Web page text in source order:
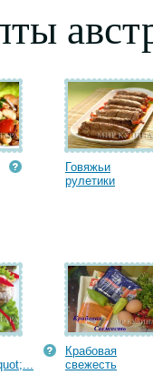
Говяжьи
рулетики
Крабовая
cвежесть